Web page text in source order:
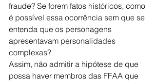
fraude? Se forem fatos históricos, como
é possível essa ocorrência sem que se
entenda que os personagens
apresentavam personalidades
complexas?
Assim, não admitir a hipótese de que
possa haver membros das FFAA que